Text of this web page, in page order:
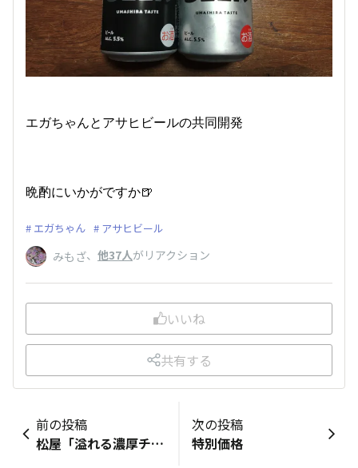
エガちゃんとアサヒビールの共同開発
晩酌にいかがですか🍺
エガちゃん アサヒビール
みもざ、 他37人がリアクション
いいね
共有する
前の投稿
松屋「溢れる濃厚チーズINハンバーグ定食」
次の投稿
特別価格